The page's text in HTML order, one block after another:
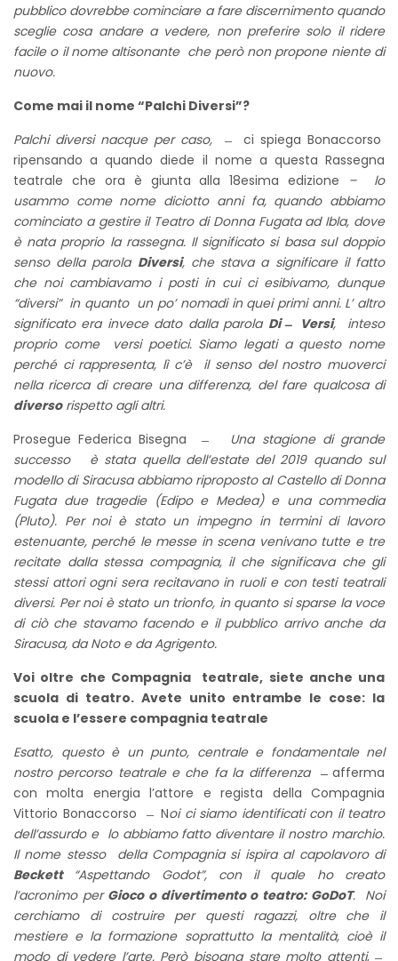
pubblico dovrebbe cominciare a fare discernimento quando
sceglie cosa andare a vedere, non preferire solo il ridere
facile o il nome altisonante che però non propone niente di
nuovo.
Come mai il nome “Palchi Diversi”?
Palchi diversi nacque per caso, ̶ ci spiega Bonaccorso
ripensando a quando diede il nome a questa Rassegna
teatrale che ora è giunta alla 18esima edizione – lo
usammo come nome diciotto anni fa, quando abbiamo
cominciato a gestire il Teatro di Donna Fugata ad Ibla, dove
è nata proprio la rassegna. Il significato si basa sul doppio
senso della parola Diversi, che stava a significare il fatto
che noi cambiavamo i posti in cui ci esibivamo, dunque
“diversi” in quanto un po’ nomadi in quei primi anni. L’ altro
significato era invece dato dalla parola Di ̶ Versi, inteso
proprio come versi poetici. Siamo legati a questo nome
perché ci rappresenta, lì c’è il senso del nostro muoverci
nella ricerca di creare una differenza, del fare qualcosa di
diversorispetto agli altri.
Prosegue Federica Bisegna ̶ Una stagione di grande
successo è stata quella dell’estate del 2019 quando sul
modello di Siracusa abbiamo riproposto al Castello di Donna
Fugata due tragedie (Edipo e Medea) e una commedia
(Pluto). Per noi è stato un impegno in termini di lavoro
estenuante, perché le messe in scena venivano tutte e tre
recitate dalla stessa compagnia, il che significava che gli
stessi attori ogni sera recitavano in ruoli e con testi teatrali
diversi. Per noi è stato un trionfo, in quanto si sparse la voce
di ciò che stavamo facendo e il pubblico arrivo anche da
Siracusa, da Noto e da Agrigento.
Voi oltre che Compagnia teatrale, siete anche una
scuola di teatro. Avete unito entrambe le cose: la
scuola e l’essere compagnia teatrale
Esatto, questo è un punto, centrale e fondamentale nel
nostro percorso teatrale e che fa la differenza ̶̶afferma
con molta energia l’attore e regista della Compagnia
Vittorio Bonaccorso ̶ Noi ci siamo identificati con il teatro
dell’assurdo e lo abbiamo fatto diventare il nostro marchio.
Il nome stesso della Compagnia si ispira al capolavoro di
Beckett “Aspettando Godot”, con il quale ho creato
l’acronimo per Gioco o divertimento o teatro: GoDoT. Noi
cerchiamo di costruire per questi ragazzi, oltre che il
mestiere e la formazione soprattutto la mentalità, cioè il
modo di vedere l’arte. Però bisogna stare molto attenti, ̶